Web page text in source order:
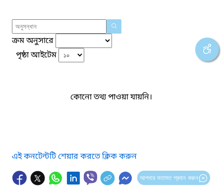
ক্রম অনুসারে
পৃষ্ঠা আইটেম
কোনো তথ্য পাওয়া যায়নি।
এই কনটেন্টটি শেয়ার করতে ক্লিক করুন
আপনার মতামত প্রদান করুন